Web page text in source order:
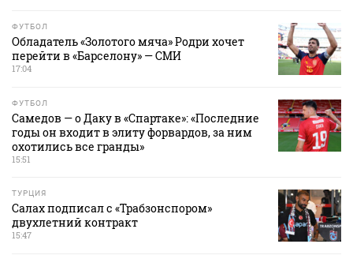
ФУТБОЛ
Обладатель «Золотого мяча» Родри хочет
перейти в «Барселону» — СМИ
17:04
ФУТБОЛ
Самедов — о Даку в «Спартаке»: «Последние
годы он входит в элиту форвардов, за ним
охотились все гранды»
15:51
ТУРЦИЯ
Салах подписал с «Трабзонспором»
двухлетний контракт
15:47